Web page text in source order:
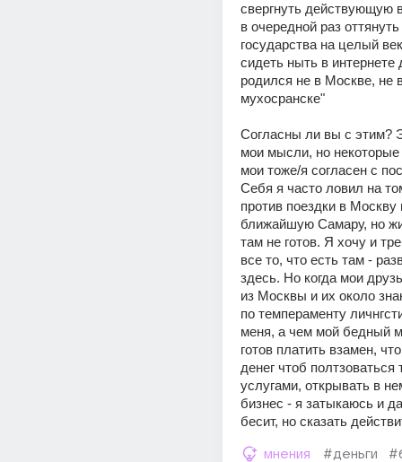
свергнуть действующую
в очередной раз
государства на целый
сидеть ныть в интернете
родился не в Москве, не
мухосранске"
Согласны ли вы с этим?
мои мысли, но
мои тоже/я согласен с
Себя я часто ловил на
против поездки в
ближайшую Самару, но
там не готов. Я хочу и
все то, что есть там -
здесь. Но когда мои
из Москвы и их около
по темпераменту
меня, а чем мой бедный
готов платить взамен,
денег чтоб полтзоваться
услугами, открывать в
бизнес - я затыкаюсь и
бесит, но сказать
мнения #деньги